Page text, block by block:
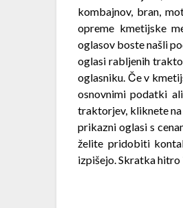
kombajnov, bran,
opreme kmetijske
oglasov boste našli
oglasi rabljenih
oglasniku. Če v
osnovnimi podatki
traktorjev, kliknete na
prikazni oglasi s
želite pridobiti
izpišejo. Skratka